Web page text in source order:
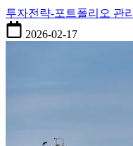
본
격
화
투자전략-포트폴리오 관리
2026-02-17